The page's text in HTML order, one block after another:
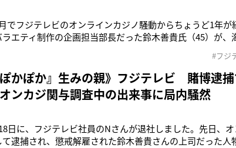
でフジテレビのオンラインカジノ騒動からちょうど1年が
ラエティ制作の企画担当部長だった鈴木善貴氏（45）が
京地裁が懲役1年、執行猶予3年の有罪判決を言い渡した
厳しく指摘さ
#フジ
ぽかぽか』生みの親》フジテレビ 賭博逮
ンカジ関与調査中の出来事に局内騒然
18日に、フジテレビ社員のNさんが退社しました。先日、
て逮捕され、懲戒解雇された鈴木善貴さんの上司だった